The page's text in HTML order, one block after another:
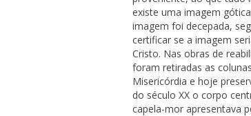
existe uma imagem
imagem foi decepada,
certificar se a imagem
Cristo. Nas obras de
foram retiradas as
Misericórdia e hoje
do século XX o corpo
capela-mor apresentava